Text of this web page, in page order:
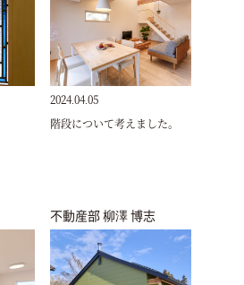
2024.04.05
階段について考えました。
不動産部 柳澤 博志